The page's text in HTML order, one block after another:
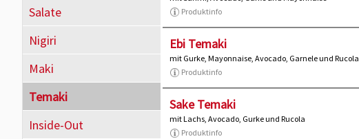
Salate
Nigiri
Maki
Temaki
Inside-Out
Produktinfo
Ebi Temaki
mit Gurke, Mayonnaise, Avocado, Garnele und Rucola
Produktinfo
Sake Temaki
mit Lachs, Avocado, Gurke und Rucola
Produktinfo